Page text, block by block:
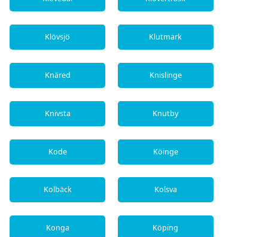
Klövsjö Klutmark
Knäred Knislinge
Knivsta Knutby
Kode Köinge
Kolbäck Kolsva
Konga Köping